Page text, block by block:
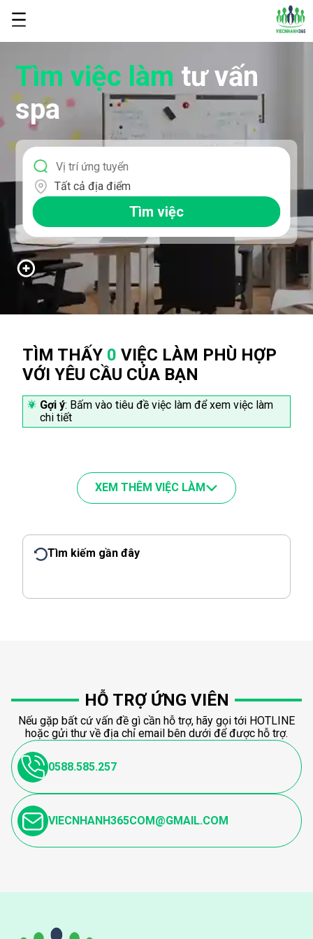
Tìm việc làm tư vấn
spa
Tất cả địa điểm
Tìm việc
TÌM THẤY 0 VIỆC LÀM PHÙ HỢP
VỚI YÊU CẦU CỦA BẠN
Gợi ý: Bấm vào tiêu đề việc làm để xem việc làm
chi tiết
XEM THÊM VIỆC LÀM
Tìm kiếm gần đây
HỖ TRỢ ỨNG VIÊN
Nếu gặp bất cứ vấn đề gì cần hỗ trợ, hãy gọi tới HOTLINE
hoặc gửi thư về địa chỉ email bên dưới để được hỗ trợ.
0588.585.257
VIECNHANH365COM@GMAIL.COM